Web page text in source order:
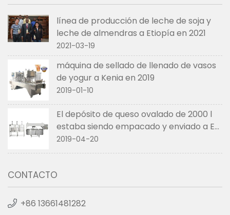
línea de producción de leche de soja y
leche de almendras a Etiopía en 2021
2021-03-19
máquina de sellado de llenado de vasos
de yogur a Kenia en 2019
2019-01-10
El depósito de queso ovalado de 2000 l
estaba siendo empacado y enviado a EE.
UU. en abril de 2019
2019-04-20
CONTACTO
+86 13661481282